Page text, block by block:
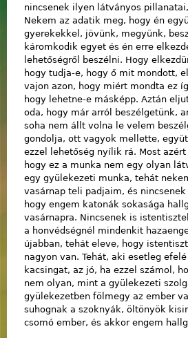
nincsenek ilyen látványos
Nekem az adatik meg, hogy én
gyerekekkel, jövünk, megyünk,
káromkodik egyet és én erre
lehetőségről beszélni. Hogy
hogy tudja-e, hogy ő mit mondott,
vajon azon, hogy miért mondta ez
hogy lehetne-e másképp. Aztán
oda, hogy már arról beszélgetünk,
soha nem állt volna le velem
gondolja, ott vagyok mellette,
ezzel lehetőség nyílik rá. Most
hogy ez a munka nem egy olyan
egy gyülekezeti munka, tehát
vasárnap teli padjaim, és
hogy engem katonák sokasága
vasárnapra. Nincsenek is
a honvédségnél mindenkit
újabban, tehát eleve, hogy
nagyon van. Tehát, aki esetleg
kacsingat, az jó, ha ezzel számol,
nem olyan, mint a gyülekezeti
gyülekezetben fölmegy az ember
suhognak a szoknyák, öltönyök
csomó ember, és akkor engem